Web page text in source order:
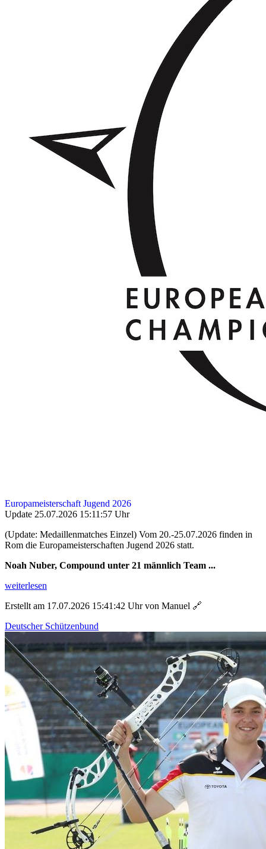
Europameisterschaft Jugend 2026
Update 25.07.2026 15:11:57 Uhr
(Update: Medaillenmatches Einzel) Vom 20.-25.07.2026 finden in
Rom die Europameisterschaften Jugend 2026 statt.
Noah Nuber, Compound unter 21 männlich Team ...
weiterlesen
Erstellt am 17.07.2026 15:41:42 Uhr von Manuel 🔗
Deutscher Schützenbund